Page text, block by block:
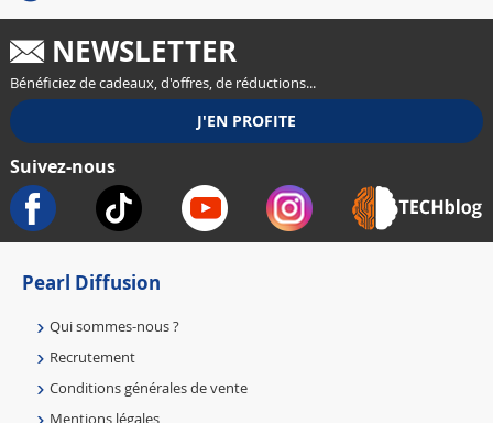
NEWSLETTER
Bénéficiez de cadeaux, d'offres, de réductions...
Suivez-nous
Pearl Diffusion
Qui sommes-nous ?
Recrutement
Conditions générales de vente
Mentions légales